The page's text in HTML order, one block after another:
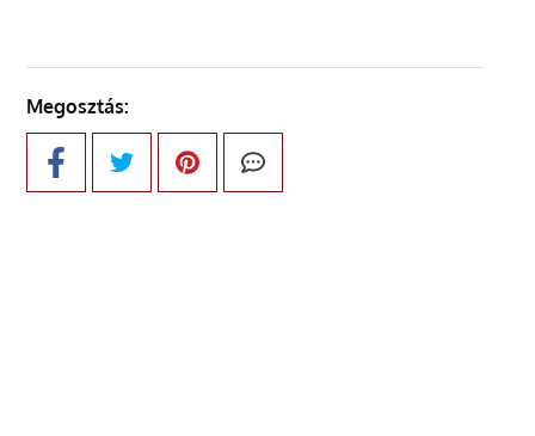
Megosztás: